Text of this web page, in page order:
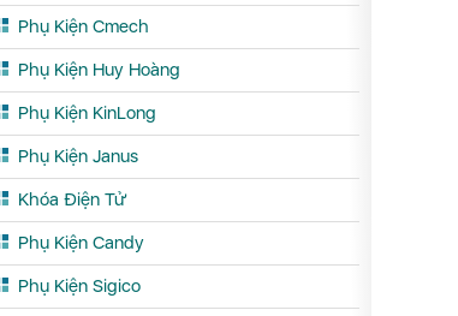
BẢN LỀ LÁ LỚN CANDY (KHUNG-
Phụ Kiện Cmech
Phụ Kiện Huy Hoàng
Phụ Kiện KinLong
Phụ Kiện Janus
Khóa Điện Tử
Phụ Kiện Candy
Phụ Kiện Sigico